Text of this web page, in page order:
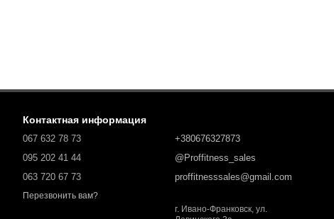
Контактная информация
067 632 78 73
095 202 41 44
063 720 67 73
Перезвонить вам?
+380676327873
@Proffitness_sales
proffitnesssales@gmail.com
г. Ивано-Франковск, ул.